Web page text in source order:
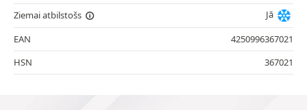
Ziemai atbilstošs
Jā
EAN
4250996367021
HSN
367021